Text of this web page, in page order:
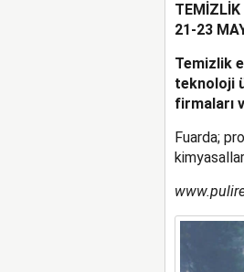
TEMİZLİK
21-23
Temizlik
teknoloji
firmaları
Fuarda;